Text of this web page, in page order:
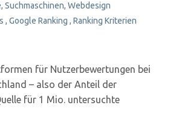
, Suchmaschinen, Webdesign
, Google Ranking , Ranking Kriterien
für Nutzerbewertungen bei
– also der Anteil der
für 1 Mio. untersuchte